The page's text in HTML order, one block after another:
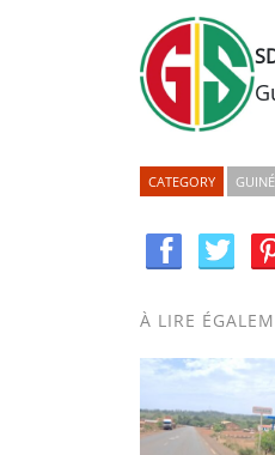
CATEGORY
À LIRE